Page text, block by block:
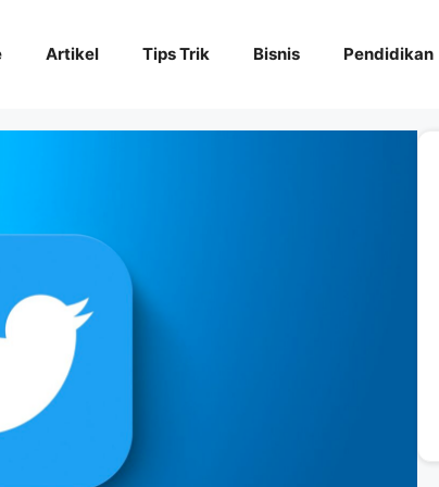
Artikel Tips Trik Bisnis Pendidikan